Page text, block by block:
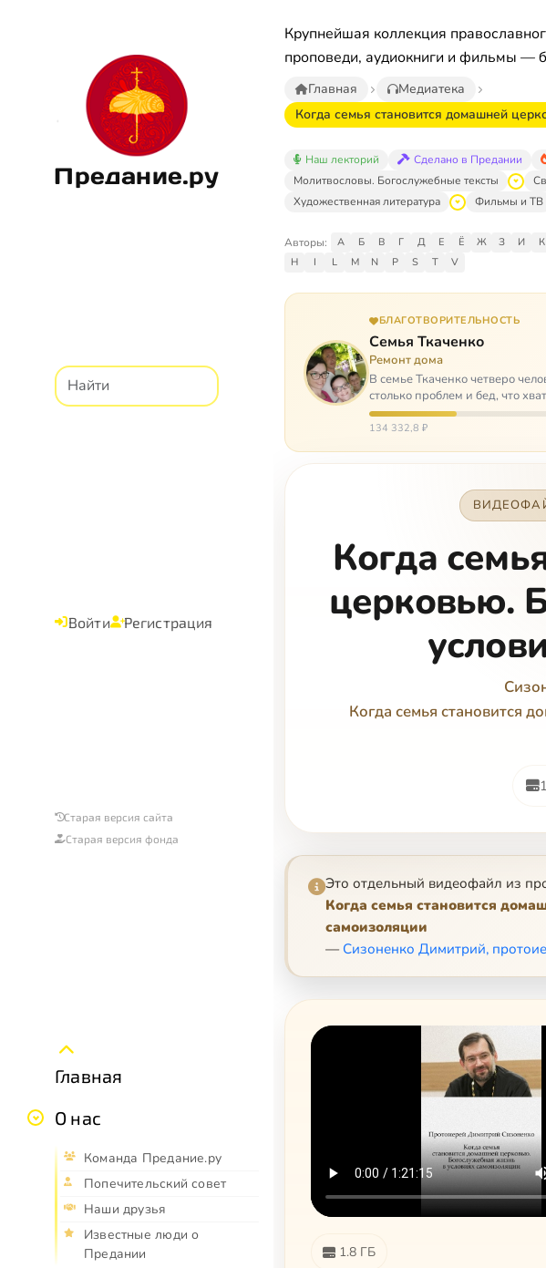
Предание.ру
Войти Регистрация
Старая версия сайта
Старая версия фонда
Главная
О нас
Команда Предание.ру
Попечительский совет
Наши друзья
Известные люди о
Предании
Крупнейшая коллекция
проповеди, аудиокниги и фильмы —
Главная
Медиатека
Когда семья становится домашней
Наш лекторий Сделано в Предании
Молитвословы. Богослужебные тексты
Художественная литература
Фильмы и ТВ
Авторы: А Б В Г Д Е Ё Ж З И К
H
I L M N P S T V
БЛАГОТВОРИТЕЛЬНОСТЬ
Семья Ткаченко
Ремонт дома
В семье Ткаченко четверо
столько проблем и бед, что
134 332,8 ₽
Когда
церковью.
Когда семья становится
Это отдельный видеофайл из
Когда семья становится
самоизоляции
— Сизоненко Димитрий,
1.8 ГБ